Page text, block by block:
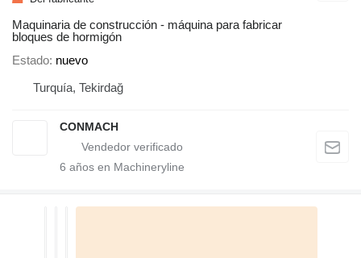
Maquinaria de construcción - máquina para fabricar
bloques de hormigón
Estado nuevo
Turquía, Tekirdağ
CONMACH
6 años en Machineryline